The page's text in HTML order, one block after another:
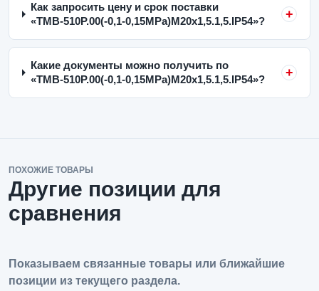
Как запросить цену и срок поставки
«ТМВ-510Р.00(-0,1-0,15MPa)M20x1,5.1,5.IP54»?
Какие документы можно получить по
«ТМВ-510Р.00(-0,1-0,15MPa)M20x1,5.1,5.IP54»?
ПОХОЖИЕ ТОВАРЫ
Другие позиции для
сравнения
Показываем связанные товары или ближайшие
позиции из текущего раздела.